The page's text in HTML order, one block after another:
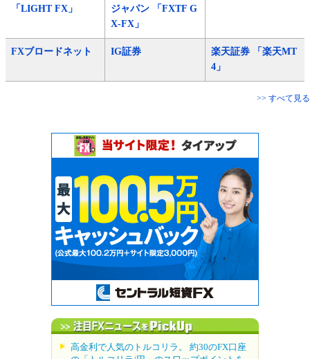
「LIGHT FX」
ジャパン 「FXTF G
X-FX」
FXブロードネット IG証券
楽天証券 「楽天MT
4」
>> すべて見る
高金利で人気のトルコリラ。 約30のFX口座